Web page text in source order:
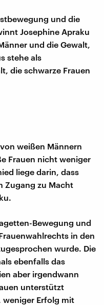
und die
Josephine Apraku
und die Gewalt,
stehe als
die schwarze Frauen
weißen Männern
Frauen nicht weniger
liege darin, dass
Zugang zu Macht
Bewegung und
in den
wurde. Die
ebenfalls das
aber irgendwann
unterstützt
Erfolg mit